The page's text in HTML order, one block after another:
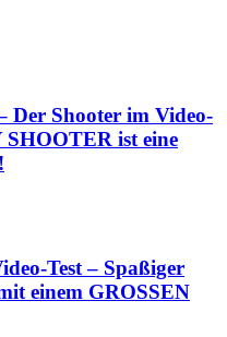
Der Shooter im Video-
SHOOTER ist eine
Test – Spaßiger
einem GROSSEN